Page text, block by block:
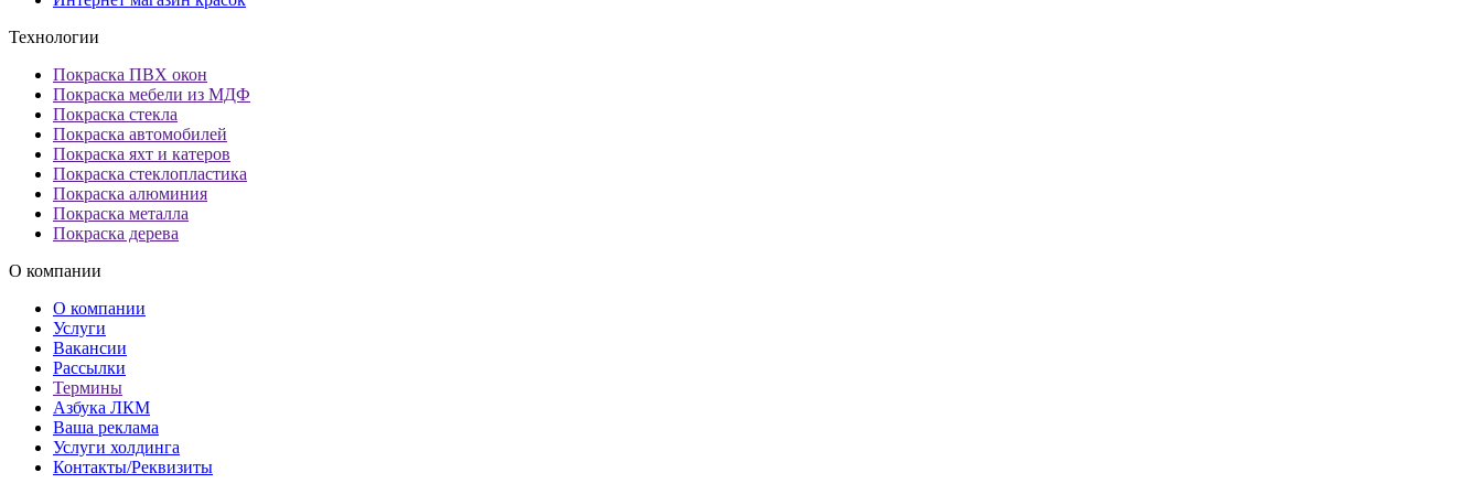
Технологии
Покраска ПВХ окон
Покраска мебели из МДФ
Покраска стекла
Покраска автомобилей
Покраска яхт и катеров
Покраска стеклопластика
Покраска алюминия
Покраска металла
Покраска дерева
О компании
О компании
Услуги
Вакансии
Рассылки
Термины
Азбука ЛКМ
Ваша реклама
Услуги холдинга
Контакты/Реквизиты